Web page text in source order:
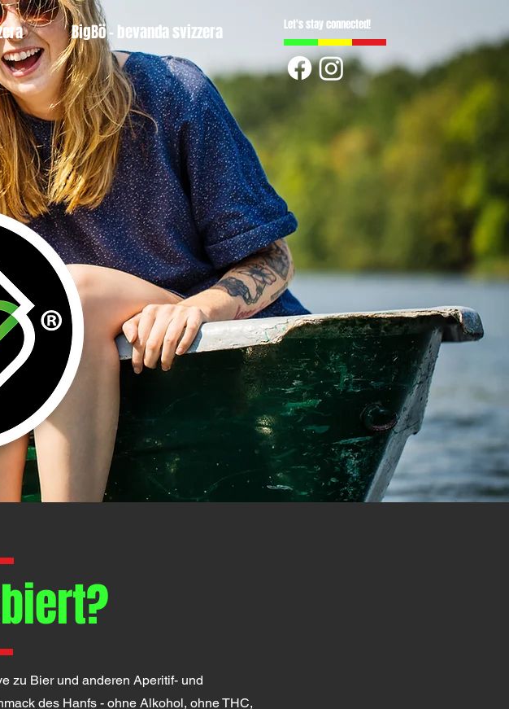
BigBö - bevanda svizzera Let's stay connected!
zu Bier und anderen Aperitif- und
des Hanfs - ohne Alkohol, ohne THC,